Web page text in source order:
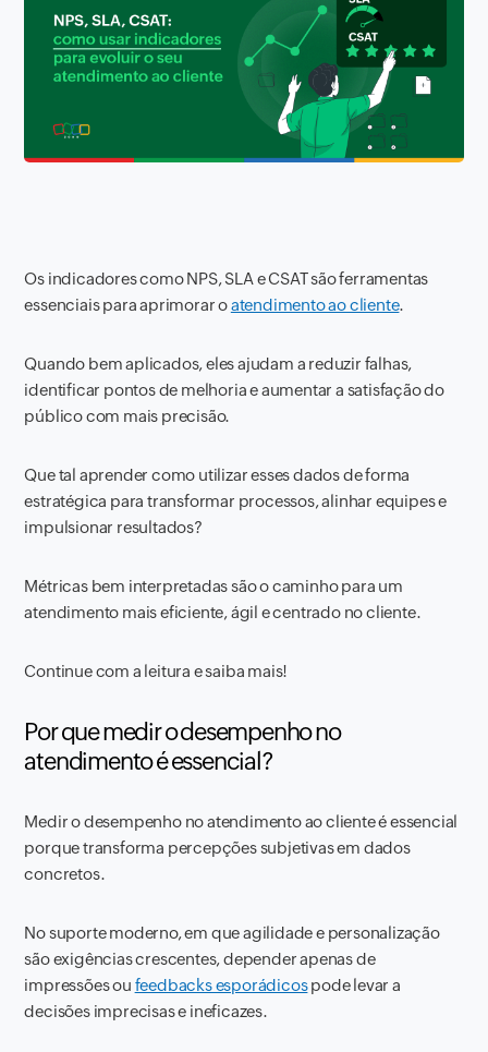
Os indicadores como NPS, SLA e CSAT são ferramentas
essenciais para aprimorar oatendimento ao cliente.
Quando bem aplicados, eles ajudam a reduzir falhas,
identificar pontos de melhoria e aumentar a satisfação do
público com mais precisão.
Que tal aprender como utilizar esses dados de forma
estratégica para transformar processos, alinhar equipes e
impulsionar resultados?
Métricas bem interpretadas são o caminho para um
atendimento mais eficiente, ágil e centrado no cliente.
Continue com a leitura e saiba mais!
Por que medir o desempenho no
atendimento é essencial?
Medir o desempenho no atendimento ao cliente é essencial
porque transforma percepções subjetivas em dados
concretos.
No suporte moderno, em que agilidade e personalização
são exigências crescentes, depender apenas de
impressões ou feedbacks esporádicospode levar a
decisões imprecisas e ineficazes.